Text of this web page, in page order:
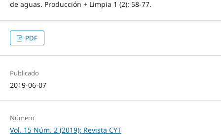
de aguas. Producción + Limpia 1 (2): 58-77.
PDF
Publicado
2019-06-07
Número
Vol. 15 Núm. 2 (2019): Revista CYT